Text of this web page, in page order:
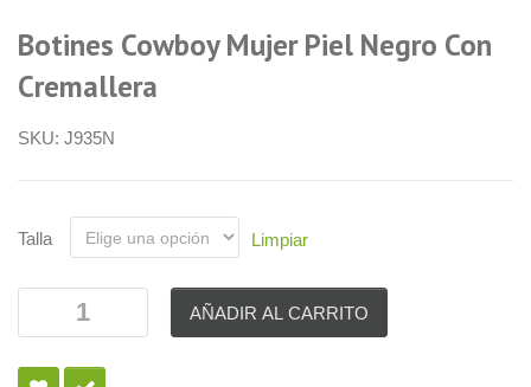
Botines Cowboy Mujer Piel Negro Con
Cremallera
SKU: J935N
Talla Limpiar
AÑADIR AL CARRITO